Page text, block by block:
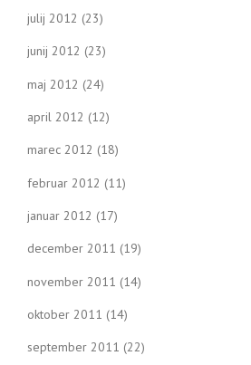
julij 2012 (23)
junij 2012 (23)
maj 2012 (24)
april 2012 (12)
marec 2012 (18)
februar 2012 (11)
januar 2012 (17)
december 2011 (19)
november 2011 (14)
oktober 2011 (14)
september 2011 (22)